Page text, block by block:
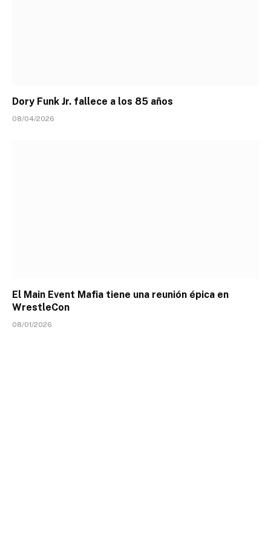
Dory Funk Jr. fallece a los 85 años
08/04/2026
El Main Event Mafia tiene una reunión épica en
WrestleCon
08/01/2026